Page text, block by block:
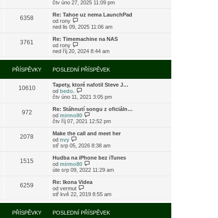
ě
e
ř
s
ě
e
o
l
d
í
ř
í
s
p
ě
v
e
k
o
r
z
i
p
o
s
l
e
d
í
ř
í
p
ě
v
k
čtv úno 27, 2025 11:09 pm
6358
Re: Tahoe uz nema LaunchPad
od rony
o
r
z
i
t
p
o
s
l
e
d
í
p
ř
í
p
ě
v
k
ned lis 09, 2025 11:06 am
3761
Re: Timemachine na NAS
od rony
o
r
a
z
i
t
p
o
l
e
d
í
ř
í
s
p
ě
v
k
ned říj 20, 2024 8:44 am
PŘÍSPĚVKY POSLEDNÍ PŘÍSPĚVEK
10610
Tapety, ktoré nafotil Steve J…
od bedo.
o
r
a
z
i
t
p
o
s
e
d
n
p
ř
í
s
ě
čtv úno 11, 2021 3:05 pm
972
Re: Stáhnutí songu z oficiáln…
od mirmo80
o
r
z
p
o
s
e
n
í
ř
čtv říj 07, 2021 12:52 pm
2078
Make the call and meet her
od nvy
o
r
a
z
t
p
o
s
l
e
d
stř srp 05, 2026 8:38 am
1515
Hudba na iPhone bez iTunes
od mirmo80
o
r
z
t
p
o
úte srp 09, 2022 11:29 am
6259
Re: Ikona Videa
od vermut
o
r
a
z
stř kvě 22, 2019 8:55 am
PŘÍSPĚVKY POSLEDNÍ PŘÍSPĚVEK